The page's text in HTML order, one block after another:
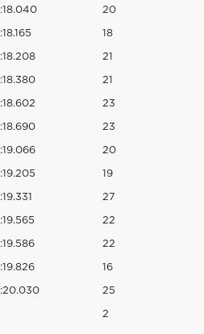
20
18
21
21
23
23
20
19
27
22
22
16
25
2